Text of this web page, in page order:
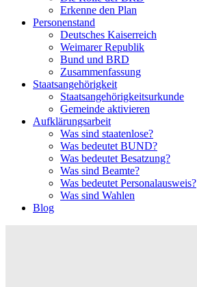
Erkenne den Plan
Personenstand
Deutsches Kaiserreich
Weimarer Republik
Bund und BRD
Zusammenfassung
Staatsangehörigkeit
Staatsangehörigkeitsurkunde
Gemeinde aktivieren
Aufklärungsarbeit
Was sind staatenlose?
Was bedeutet BUND?
Was bedeutet Besatzung?
Was sind Beamte?
Was bedeutet Personalausweis?
Was sind Wahlen
Blog